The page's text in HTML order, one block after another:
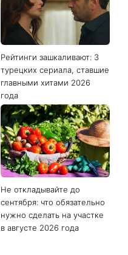
Рейтинги зашкаливают: 3
турецких сериала, ставшие
главными хитами 2026
года
Не откладывайте до
сентября: что обязательно
нужно сделать на участке
в августе 2026 года